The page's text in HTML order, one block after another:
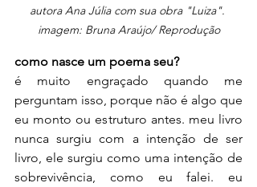
autora Ana Júlia com sua obra "Luiza".
imagem: Bruna Araújo/ Reprodução
como nasce um poema seu?
é muito engraçado quando me
perguntam isso, porque não é algo que
eu monto ou estruturo antes. meu livro
nunca surgiu com a intenção de ser
livro, ele surgiu como uma intenção de
sobrevivência, como eu falei. eu